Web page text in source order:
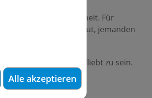
Alle akzeptieren
eine große Sicherheit. Für
Da tut es gut, jemanden
beschützt und geliebt zu sein.